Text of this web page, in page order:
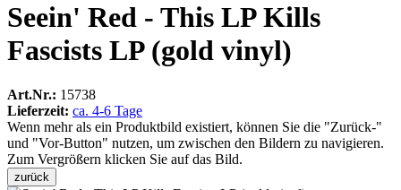
Seein' Red - This LP Kills
Fascists LP (gold vinyl)
Art.Nr.: 15738
Lieferzeit: ca. 4-6 Tage
Wenn mehr als ein Produktbild existiert, können Sie die "Zurück-"
und "Vor-Button" nutzen, um zwischen den Bildern zu navigieren.
Zum Vergrößern klicken Sie auf das Bild.
zurück